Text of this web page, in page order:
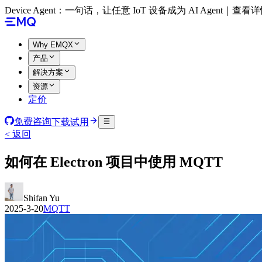
Device Agent：一句话，让任意 IoT 设备成为 AI Agent｜查看
Why EMQX
产品
解决方案
资源
定价
免费咨询下载试用
< 返回
如何在 Electron 项目中使用 MQTT
Shifan Yu
2025-3-20MQTT